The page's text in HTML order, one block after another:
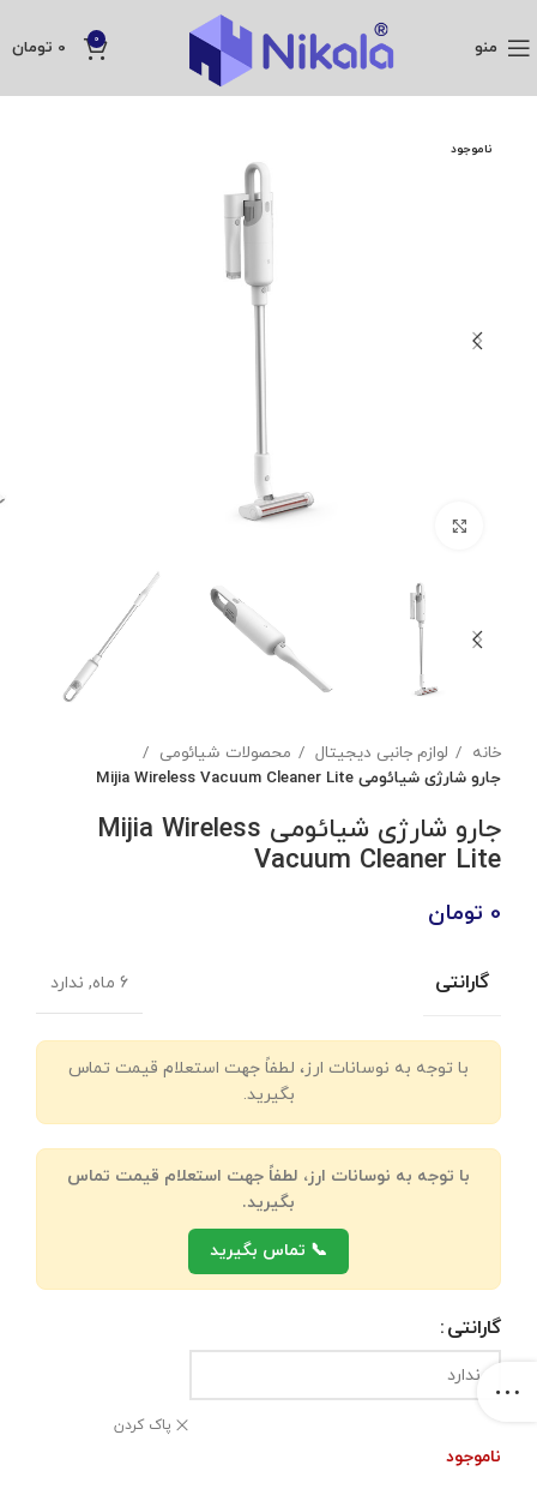
منو 0
0 تومان
ناموجود
خانه لوازم جانبی دیجیتال
محصولات شیائومی
جارو شارژی شیائومی Mijia Wireless Vacuum Cleaner Lite
جارو شارژی شیائومی Mijia Wireless
Vacuum Cleaner Lite
0 تومان
گارانتی 6 ماه, ندارد
با توجه به نوسانات ارز، لطفاً جهت استعلام قیمت تماس
بگیرید.
با توجه به نوسانات ارز، لطفاً جهت استعلام قیمت تماس
بگیرید.
📞 تماس بگیرید
گارانتی
پاک کردن
ناموجود